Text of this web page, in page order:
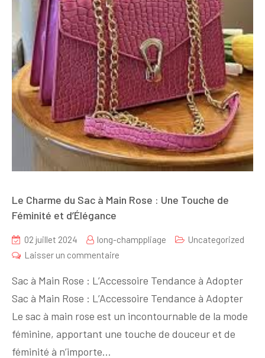
Le Charme du Sac à Main Rose : Une Touche de
Féminité et d’Élégance
02 juillet 2024 long-champpliage
Uncategorized
Laisser un commentaire
Charme
du
Sac
à
Sac à Main Rose : L’Accessoire Tendance à Adopter
Sac à Main Rose : L’Accessoire Tendance à Adopter
Le sac à main rose est un incontournable de la mode
féminine, apportant une touche de douceur et de
féminité à n’importe…